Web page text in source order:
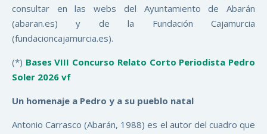
consultar en las webs del Ayuntamiento de Abarán
(abaran.es) y de la Fundación Cajamurcia
(fundacioncajamurcia.es).
(*) Bases VIII Concurso Relato Corto Periodista Pedro
Soler 2026 vf
Un homenaje a Pedro y a su pueblo natal
Antonio Carrasco (Abarán, 1988) es el autor del cuadro que